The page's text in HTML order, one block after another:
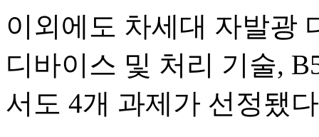
이외에도 차세대 자발광
디바이스 및 처리 기술,
서도 4개 과제가 선정됐